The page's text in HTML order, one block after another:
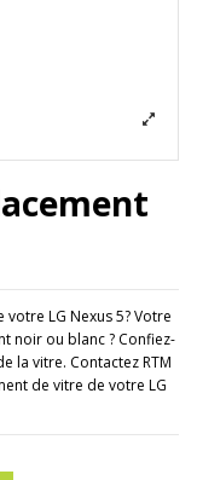
LG Nexus 5? Votre
noir ou blanc ? Confiez-
la vitre. Contactez RTM
de vitre de votre LG